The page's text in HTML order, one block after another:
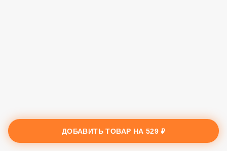
ДОБАВИТЬ ТОВАР НА529 ₽